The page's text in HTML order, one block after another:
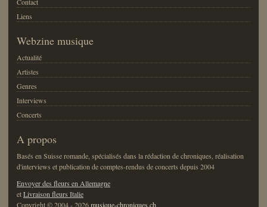
Liens
Webzine musique
Actualité
Artistes
Genres
Interviews
Concerts
A propos
Basés en Suisse romande, spécialisés dans la rédaction de chroniques, réalisation
d'interviews et publication de comptes-rendus de concerts depuis 2004
Envoyer des fleurs en Allemagne
etLivraison fleurs Italie
Copyright © 2004 - 2026musique-chroniques.ch